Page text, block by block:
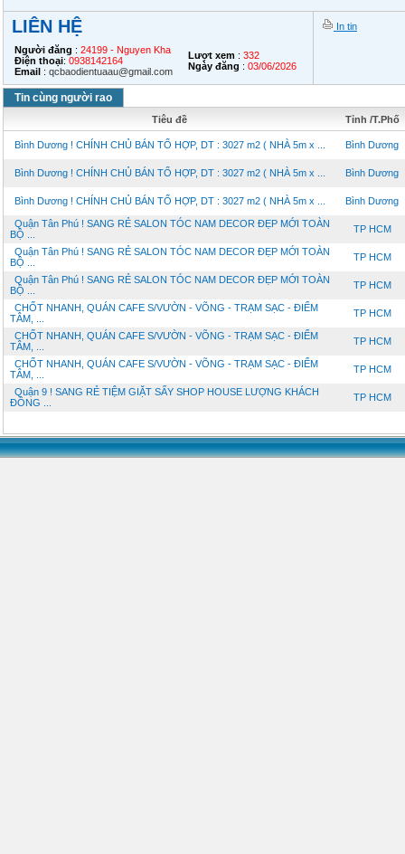
LIÊN HỆ
Người đăng : 24199 - Nguyen Kha
Điện thoại: 0938142164
Email : qcbaodientuaau@gmail.com
Lượt xem : 332
Ngày đăng : 03/06/2026
In tin
Tin cùng người rao
Tiêu đề Tỉnh /T.Phố
Bình Dương ! CHÍNH CHỦ BÁN TỔ HỢP, DT : 3027 m2 ( NHÀ 5m x ... Bình Dương
Bình Dương ! CHÍNH CHỦ BÁN TỔ HỢP, DT : 3027 m2 ( NHÀ 5m x ... Bình Dương
Bình Dương ! CHÍNH CHỦ BÁN TỔ HỢP, DT : 3027 m2 ( NHÀ 5m x ... Bình Dương
Quận Tân Phú ! SANG RẺ SALON TÓC NAM DECOR ĐẸP MỚI TOÀN
BỘ ...
TP HCM
Quận Tân Phú ! SANG RẺ SALON TÓC NAM DECOR ĐẸP MỚI TOÀN
BỘ ...
TP HCM
Quận Tân Phú ! SANG RẺ SALON TÓC NAM DECOR ĐẸP MỚI TOÀN
BỘ ...
TP HCM
CHỐT NHANH, QUÁN CAFE S/VƯỜN - VÕNG - TRẠM SẠC - ĐIỂM
TÂM, ...
TP HCM
CHỐT NHANH, QUÁN CAFE S/VƯỜN - VÕNG - TRẠM SẠC - ĐIỂM
TÂM, ...
TP HCM
CHỐT NHANH, QUÁN CAFE S/VƯỜN - VÕNG - TRẠM SẠC - ĐIỂM
TÂM, ...
TP HCM
Quận 9 ! SANG RẺ TIỆM GIẶT SẤY SHOP HOUSE LƯỢNG KHÁCH
ĐÔNG ...
TP HCM